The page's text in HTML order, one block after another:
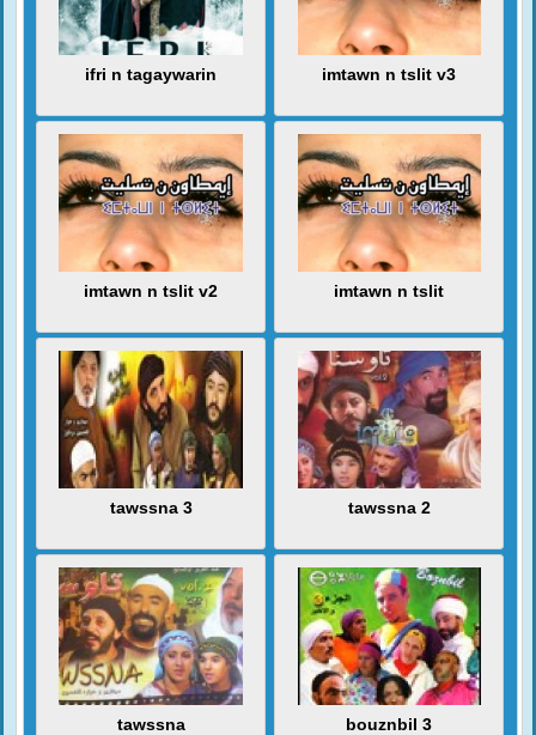
ifri n tagaywarin imtawn n tslit v3
imtawn n tslit v2 imtawn n tslit
tawssna 3 tawssna 2
tawssna bouznbil 3